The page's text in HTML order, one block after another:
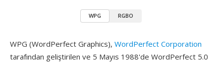
WPG RGBO
WPG (WordPerfect Graphics), WordPerfect Corporation
tarafından geliştirilen ve 5 Mayıs 1988'de WordPerfect 5.0